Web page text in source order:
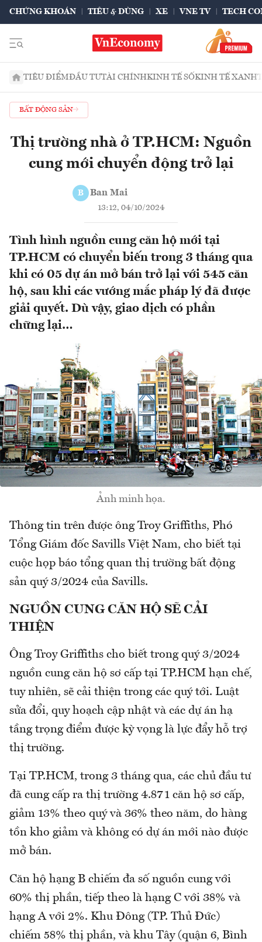
CHỨNG KHOÁN TIÊU & DÙNG XE VNE TV TECH
TIÊU ĐIỂMĐẦU TƯTÀI CHÍNHKINH TẾ SỐKINH TẾ XANH
BẤT ĐỘNG SẢN
Thị trường nhà ở TP.HCM: Nguồn
cung mới chuyển động trở lại
B Ban Mai
13:12, 04/10/2024
Tình hình nguồn cung căn hộ mới tại
TP.HCM có chuyển biến trong 3 tháng qua
khi có 05 dự án mở bán trở lại với 545 căn
hộ, sau khi các vướng mắc pháp lý đã được
giải quyết. Dù vậy, giao dịch có phần
chững lại…
Ảnh minh họa.
Thông tin trên được ông Troy Griffiths, Phó
Tổng Giám đốc Savills Việt Nam, cho biết tại
cuộc họp báo tổng quan thị trường bất động
sản quý 3/2024 của Savills.
NGUỒN CUNG CĂN HỘ SẼ CẢI
THIỆN
Ông Troy Griffiths cho biết trong quý 3/2024
nguồn cung căn hộ sơ cấp tại TP.HCM hạn chế,
tuy nhiên, sẽ cải thiện trong các quý tới. Luật
sửa đổi, quy hoạch cập nhật và các dự án hạ
tầng trọng điểm được kỳ vọng là lực đẩy hỗ trợ
thị trường.
Tại TP.HCM, trong 3 tháng qua, các chủ đầu tư
đã cung cấp ra thị trường 4.871 căn hộ sơ cấp,
giảm 13% theo quý và 36% theo năm, do hàng
tồn kho giảm và không có dự án mới nào được
mở bán.
Căn hộ hạng B chiếm đa số nguồn cung với
60% thị phần, tiếp theo là hạng C với 38% và
hạng A với 2%. Khu Đông (TP. Thủ Đức)
chiếm 58% thị phần, và khu Tây (quận 6, Bình